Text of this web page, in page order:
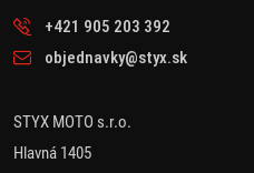
+421 905 203 392
objednavky@styx.sk
STYX MOTO s.r.o.
Hlavná 1405